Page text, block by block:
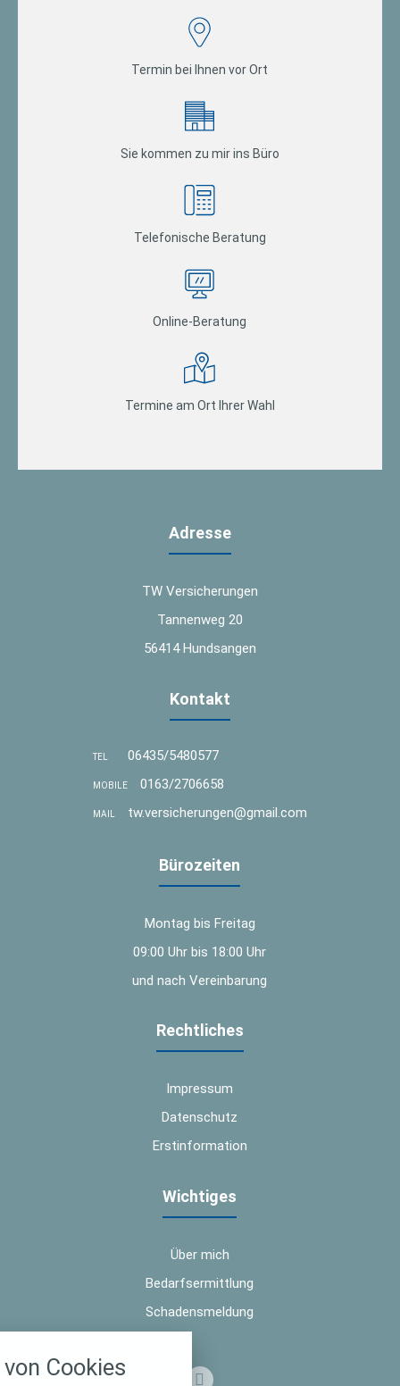
Termin bei Ihnen vor Ort
Sie kommen zu mir ins Büro
Telefonische Beratung
Online-Beratung
Termine am Ort Ihrer Wahl
Adresse
TW Versicherungen
Tannenweg 20
56414 Hundsangen
Kontakt
TEL 06435/5480577
MOBILE 0163/2706658
MAIL tw.versicherungen@gmail.com
Bürozeiten
Montag bis Freitag
09:00 Uhr bis 18:00 Uhr
und nach Vereinbarung
Rechtliches
Impressum
Datenschutz
Erstinformation
Wichtiges
Über mich
Bedarfsermittlung
Schadensmeldung
Cookies
alle verwendeten Cookies und